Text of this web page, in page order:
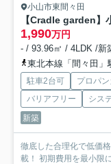
小山市東間々田
【Cradle garden】
1,990万円
- / 93.96㎡ / 4LDK /新
東北本線「間々田」
駐車2台可 プロパン
バリアフリー
シス
新築
徹底した合理化で低価
載！ 初期費用を最小限